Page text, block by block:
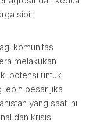
sipil.
komunitas
melakukan
potensi untuk
lebih besar jika
yang saat ini
dan krisis